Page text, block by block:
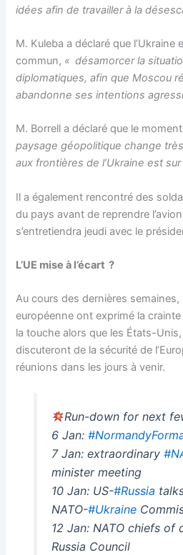
idées afin de travailler à la
M. Kuleba a déclaré que l’Ukraine
commun, « désamorcer la
diplomatiques, afin que Moscou
abandonne ses intentions
M. Borrell a déclaré que le
paysage géopolitique change
aux frontières de l’Ukraine est
Il a également rencontré des
du pays avant de reprendre
s’entretiendra jeudi avec le
L’UE mise à l’écart ?
Au cours des dernières semaines,
européenne ont exprimé la crainte
la touche alors que les États-Unis,
discuteront de la sécurité de
réunions dans les jours à venir.
Run-down for next
6 Jan:
7 Jan: extraordinary
minister meeting
10 Jan: US-#Russia
NATO-#Ukraine
12 Jan: NATO chiefs of
Russia Council